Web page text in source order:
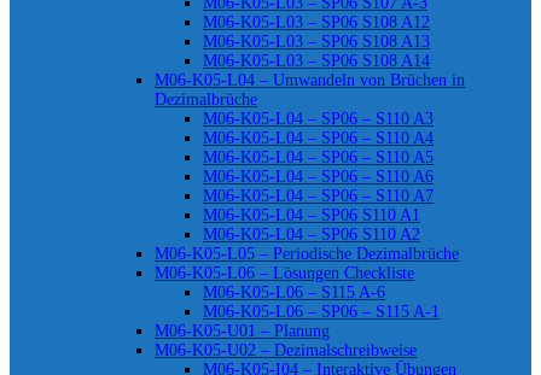
M06-K05-L03 – SP06 S108 A12
M06-K05-L03 – SP06 S108 A13
M06-K05-L03 – SP06 S108 A14
M06-K05-L04 – Umwandeln von Brüchen in
Dezimalbrüche
M06-K05-L04 – SP06 – S110 A3
M06-K05-L04 – SP06 – S110 A4
M06-K05-L04 – SP06 – S110 A5
M06-K05-L04 – SP06 – S110 A6
M06-K05-L04 – SP06 – S110 A7
M06-K05-L04 – SP06 S110 A1
M06-K05-L04 – SP06 S110 A2
M06-K05-L05 – Periodische Dezimalbrüche
M06-K05-L06 – Lösungen Checkliste
M06-K05-L06 – S115 A-6
M06-K05-L06 – SP06 – S115 A-1
M06-K05-U01 – Planung
M06-K05-U02 – Dezimalschreibweise
M06-K05-I04 – Interaktive Übungen